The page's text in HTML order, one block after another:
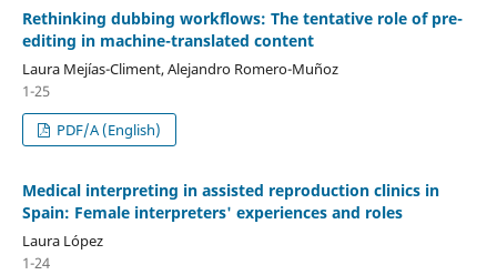
Rethinking dubbing workflows: The tentative role of pre-
editing in machine-translated content
Laura Mejías-Climent, Alejandro Romero-Muñoz
1-25
PDF/A (English)
Medical interpreting in assisted reproduction clinics in
Spain: Female interpreters' experiences and roles
Laura López
1-24